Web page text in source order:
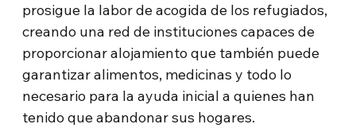
prosigue la labor de acogida de los refugiados,
creando una red de instituciones capaces de
proporcionar alojamiento que también puede
garantizar alimentos, medicinas y todo lo
necesario para la ayuda inicial a quienes han
tenido que abandonar sus hogares.